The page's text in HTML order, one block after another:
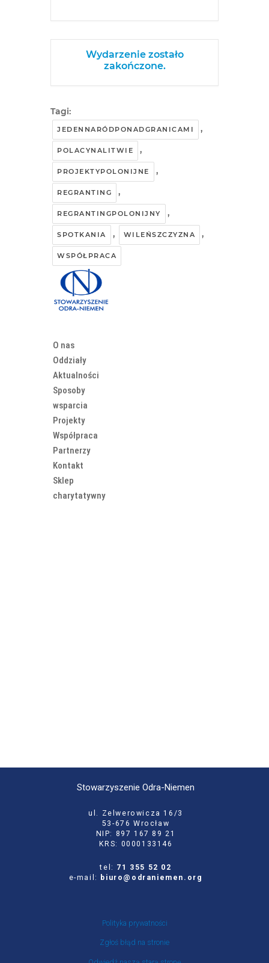
Wydarzenie zostało
zakończone.
Tagi:
JEDENNARÓDPONADGRANICAMI ,
POLACYNALITWIE ,
PROJEKTYPOLONIJNE ,
REGRANTING ,
REGRANTINGPOLONIJNY ,
SPOTKANIA , WILEŃSZCZYZNA ,
WSPÓŁPRACA
O nas
Oddziały
Aktualności
Sposoby
wsparcia
Projekty
Współpraca
Partnerzy
Kontakt
Sklep
charytatywny
Stowarzyszenie Odra-Niemen
ul. Zelwerowicza 16/3
53-676 Wrocław
NIP: 897 167 89 21
KRS: 0000133146
tel: 71 355 52 02
e-mail:
biuro@odraniemen.org
Polityka prywatności
Zgłoś błąd na stronie